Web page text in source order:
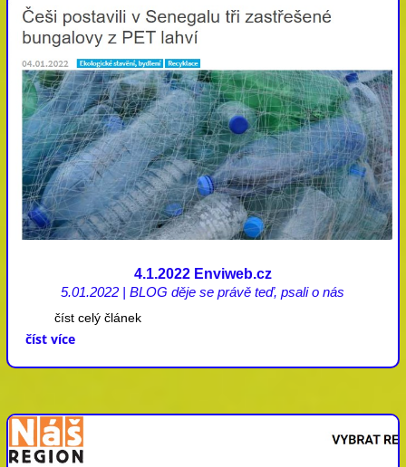
4.1.2022 Enviweb.cz
5.01.2022 |BLOG děje se právě teď,psali o nás
číst celý článek
číst více